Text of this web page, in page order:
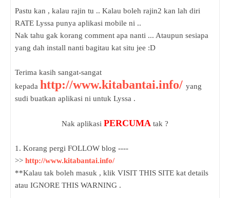
Pastu kan , kalau rajin tu .. Kalau boleh rajin2 kan lah diri
RATE Lyssa punya aplikasi mobile ni ..
Nak tahu gak korang comment apa nanti ... Ataupun sesiapa
yang dah install nanti bagitau kat situ jee :D
Terima kasih sangat-sangat
kepada http://www.kitabantai.info/ yang
sudi buatkan aplikasi ni untuk Lyssa .
Nak aplikasi PERCUMA tak ?
1. Korang pergi FOLLOW blog ----
>> http://www.kitabantai.info/
**Kalau tak boleh masuk , klik VISIT THIS SITE kat details
atau IGNORE THIS WARNING .